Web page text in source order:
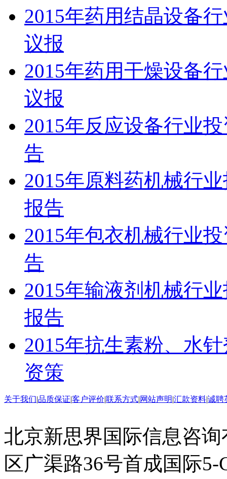
2015年药用结晶设备
议报
2015年药用干燥设备
议报
2015年反应设备行业
告
2015年原料药机械行
报告
2015年包衣机械行业
告
2015年输液剂机械行
报告
2015年抗生素粉、水
资策
关于我们|品质保证|客户评价|联系方式|网站声明|汇款资料|诚聘
北京新思界国际信息咨
区广渠路36号首成国际